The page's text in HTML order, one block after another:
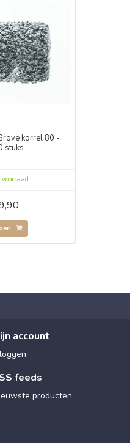
korrel 80 -
stuks
account
feeds
producten